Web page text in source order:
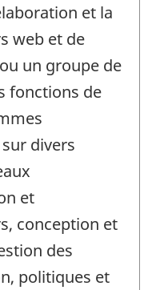
et la
web et de
un groupe de
fonctions de
divers
et
conception et
des
politiques et